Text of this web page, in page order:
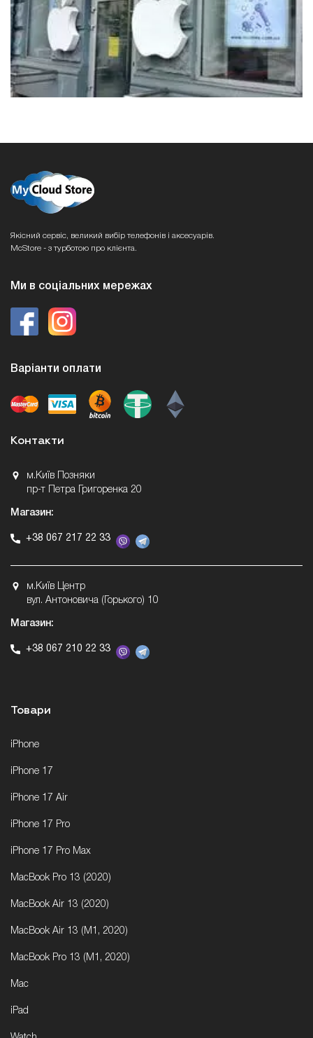
Якісний сервіс, великий вибір телефонів і аксесуарів.
McStore - з турботою про клієнта.
Ми в соціальних мережах
Варіанти оплати
Контакти
м.Київ Позняки
пр-т Петра Григоренка 20
Магазин:
+38 067 217 22 33
м.Київ Центр
вул. Антоновича (Горького) 10
Магазин:
+38 067 210 22 33
Товари
iPhone
iPhone 17
iPhone 17 Air
iPhone 17 Pro
iPhone 17 Pro Max
MacBook Pro 13 (2020)
MacBook Air 13 (2020)
MacBook Air 13 (M1, 2020)
MacBook Pro 13 (M1, 2020)
Mac
iPad